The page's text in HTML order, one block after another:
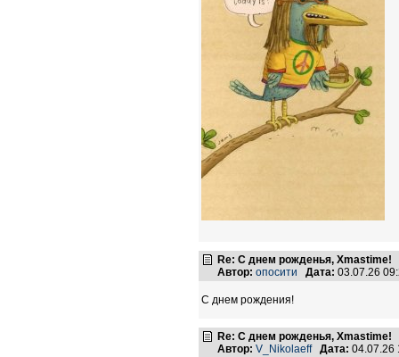
Re: С днем рожденья, Xmastime!
Автор: опосити Дата: 03.07.26
С днем рождения!
Re: С днем рожденья, Xmastime!
Автор: V_Nikolaeff Дата: